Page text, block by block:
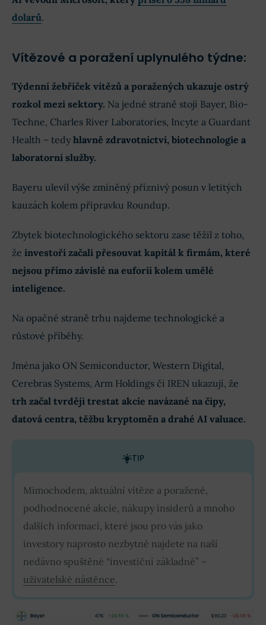
dolarů.
Vítězové a poražení uplynulého týdne:
Týdenní žebříček vítězů a poražených ukazuje ostrý
rozkol mezi sektory. Na jedné straně stojí Bayer, Bio-
Techne, Charles River Laboratories, Incyte a Guardant
Health – tedy hlavně zdravotnictví, biotechnologie a
laboratorní služby.
Bayeru ulevil výše zmíněný příznivý posun v letitých
kauzách kolem přípravku Roundup.
Zbytek biotechnologického sektoru zase těžil z toho,
že investoři začali přesouvat kapitál k firmám, které
nejsou přímo závislé na euforii kolem umělé
inteligence.
Na opačné straně trhu najdeme technologické a
růstové příběhy.
Jména jako ON Semiconductor, Western Digital,
Cerebras Systems, Arm Holdings či IREN ukazují, že
trh začal tvrději trestat akcie navázané na čipy,
datová centra, těžbu kryptoměn a drahé AI valuace.
TIP
Mimochodem, aktuální vítěze a poražené,
podhodnocené akcie, nákupy insiderů a mnoho
dalších informací, které jsou pro vás jako
investory naprosto nezbytné najdete na naší
nedávno spuštěné “investiční základně” –
uživatelské nástěnce.